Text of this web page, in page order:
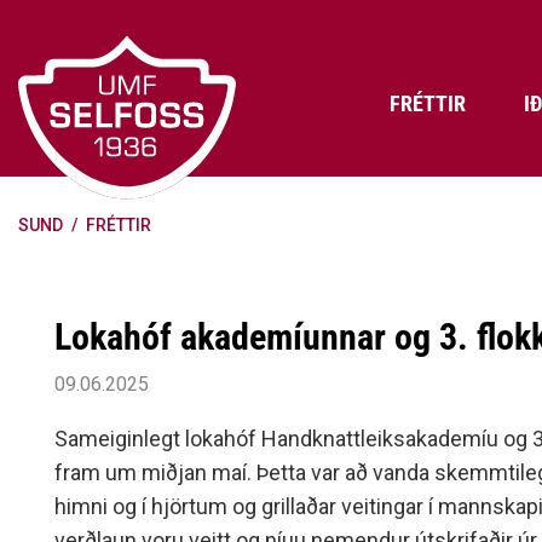
efni
FRÉTTIR
Æfingagjöld
Frádráttarbærir styrkir til
Selfoss
Jafnréttisáætlun Umf. Selfoss
Persónuverndarstefna Umf.
Selfoss
Reglugerð um fjáraflanir
SUND / FRÉTTIR
Lokahóf akademíunnar og 3.
09.06.2025
Sameiginlegt lokahóf Handknattleiksakademíu og
fram um miðjan maí. Þetta var að vanda
himni og í hjörtum og grillaðar veitingar í